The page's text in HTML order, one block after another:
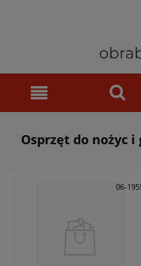
Osprzęt do nożyc
06-